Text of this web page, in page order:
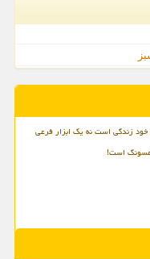
خود زندگی است نه یک ابزار فرعی
است!